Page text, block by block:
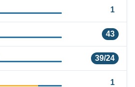
1
43
39/24
1